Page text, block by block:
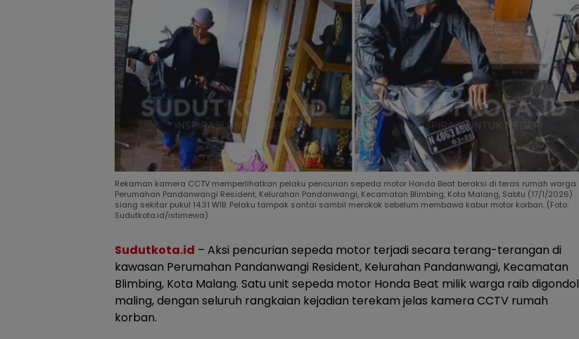
Rekaman kamera CCTV memperlihatkan pelaku pencurian sepeda motor Honda Beat beraksi di teras rumah warga
Perumahan Pandanwangi Resident, Kelurahan Pandanwangi, Kecamatan Blimbing, Kota Malang, Sabtu (17/1/2026)
siang sekitar pukul 14.31 WIB. Pelaku tampak santai sambil merokok sebelum membawa kabur motor korban. (Foto:
Sudutkota.id/istimewa)
Sudutkota.id – Aksi pencurian sepeda motor terjadi secara terang-terangan di
kawasan Perumahan Pandanwangi Resident, Kelurahan Pandanwangi, Kecamatan
Blimbing, Kota Malang. Satu unit sepeda motor Honda Beat milik warga raib digondol
maling, dengan seluruh rangkaian kejadian terekam jelas kamera CCTV rumah
korban.